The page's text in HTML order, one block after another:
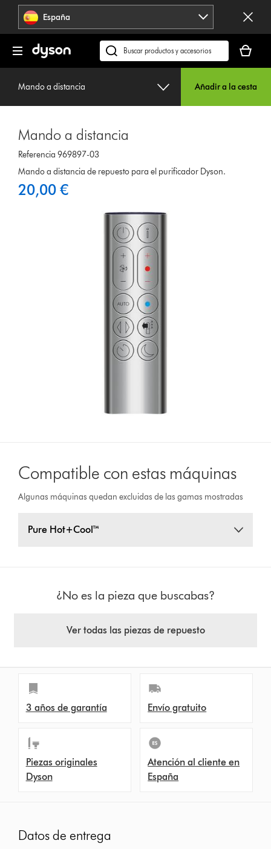
Omitir
navegación España
Buscar
en
cesta
está
Mando a distancia Añadir a la cesta
Mando a distancia
Referencia 969897-03
Mando a distancia de repuesto para el purificador Dyson.
20,00 €
Compatible con estas máquinas
Algunas máquinas quedan excluidas de las gamas mostradas
Pure Hot+Cool™
¿No es la pieza que buscabas?
Ver todas las piezas de repuesto
3 años de garantía Envío gratuito
Piezas originales
Dyson
Atención al cliente en
España
Datos de entrega